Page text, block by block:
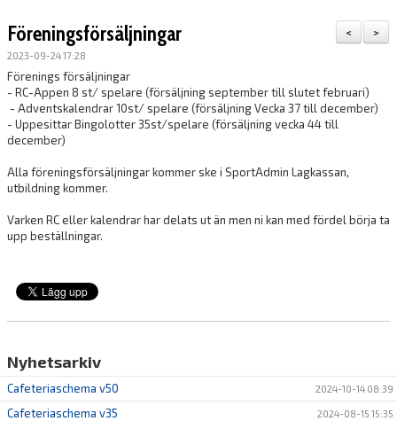
BILDGALLERI
DOKUMENT
KONTAKT
>
<
Föreningsförsäljningar
2023-09-24 17:28
Förenings försäljningar
- RC-Appen 8 st/ spelare (försäljning september till slutet februari)
- Adventskalendrar 10st/ spelare (försäljning Vecka 37 till december)
- Uppesittar Bingolotter 35st/spelare (försäljning vecka 44 till
december)
Alla föreningsförsäljningar kommer ske i SportAdmin Lagkassan,
utbildning kommer.
Varken RC eller kalendrar har delats ut än men ni kan med fördel börja ta
upp beställningar.
Nyhetsarkiv
Cafeteriaschema v50 2024-10-14 08:39
Cafeteriaschema v35 2024-08-15 15:35